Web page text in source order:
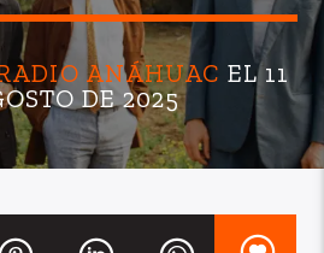
ANÁHUAC EL 11
DE 2025